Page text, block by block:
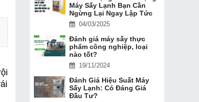
Máy Sấy Lạnh Bạn Cần
Ngừng Lại Ngay Lập Tức
04/03/2025
Đánh giá máy sấy thực
phẩm công nghiệp, loại
nào tốt?
19/11/2024
Đánh Giá Hiệu Suất Máy
Sấy Lạnh: Có Đáng Giá
Đầu Tư?